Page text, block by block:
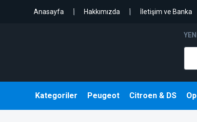
Anasayfa Hakkımızda İletişim ve Banka
Kategoriler Peugeot Citroen & DS